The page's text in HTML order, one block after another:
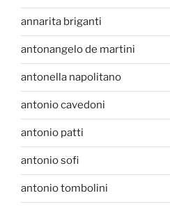
annarita briganti
antonangelo de martini
antonella napolitano
antonio cavedoni
antonio patti
antonio sofi
antonio tombolini